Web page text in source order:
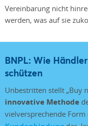
Vereinbarung nicht
werden, was auf sie
BNPL: Wie
schützen
Unbestritten stellt „Buy
innovative Methode
vielversprechende Form